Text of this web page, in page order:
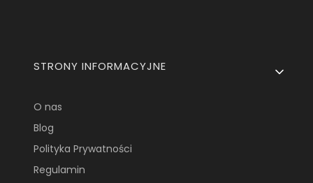
Linki w stopce
STRONY INFORMACYJNE
O nas
Blog
Polityka Prywatności
Regulamin